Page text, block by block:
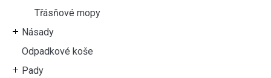
Třásňové mopy
Násady
Odpadkové koše
Pady